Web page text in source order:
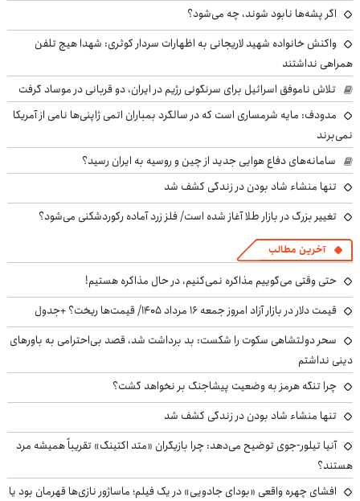
اگر پشه‌ها نابود شوند، چه می‌شود؟
واکنش خانواده شهید لاریجانی به اظهارات سردار کوثری: شهدا هیچ تلفن
همراهی نداشتند
تلاش ناموفق اسرائیل برای سرنگونی رژیم در ایران، دو قربانی در موساد گرفت
مدودف: مایه شرمساری است که در سالگرد بمباران اتمی ژاپنی‌ها نامی از آمریکا
نمی‌برند
سامانه‌های دفاع هوایی جدید از چین و روسیه به ایران رسید؟
تنها منشاء شاد بودن در زندگی کشف شد
تغییر بزرگ در بازار طلا آغاز شده است/ فلز زرد آماده رکوردشکنی می‌شود؟
آخرین مطالب
حتی وقتی می‌گوییم مذاکره نمی‌کنیم، در حال مذاکره هستیم!
قیمت دلار در بازار آزاد امروز جمعه ۱۶ مرداد ۱۴۰۵/ قیمت‌ها ریخت؟ +جدول
سحر دولتشاهی سکوت را شکست: بد برداشت شد، قصد بی‌احترامی به باورهای
دینی نداشتم
چرا تنگه هرمز به وضعیت پیشاجنگ بر نخواهد گشت؟
تنها منشاء شاد بودن در زندگی کشف شد
آنیا تیلور-جوی توضیح می‌دهد: چرا بازیگران «متد اکتینگ» تقریباً همیشه مرد
هستند؟
افشای چهره واقعی «بودای جادویی» در یک فیلم؛ ماساژور نازی‌ها قهرمان بود یا